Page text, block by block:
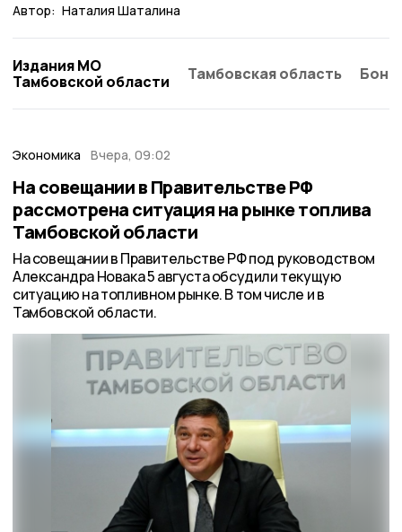
Автор: Наталия Шаталина
Издания МО
Тамбовской области
Тамбовская область
Экономика Вчера, 09:02
На совещании в Правительстве РФ
рассмотрена ситуация на рынке топлива
Тамбовской области
На совещании в Правительстве РФ под руководством
Александра Новака 5 августа обсудили текущую
ситуацию на топливном рынке. В том числе и в
Тамбовской области.